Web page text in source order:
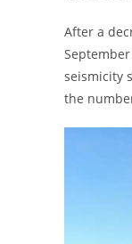
After a
seismicity
the